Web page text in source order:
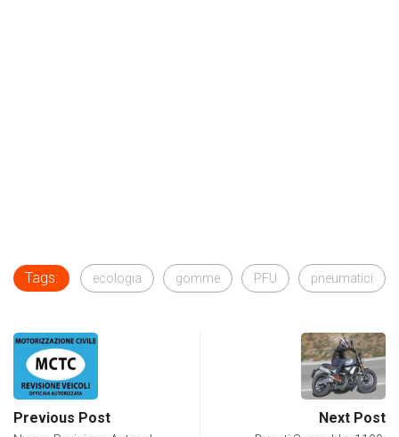
Tags: ecologia gomme PFU pneumatici
Previous Post Next Post